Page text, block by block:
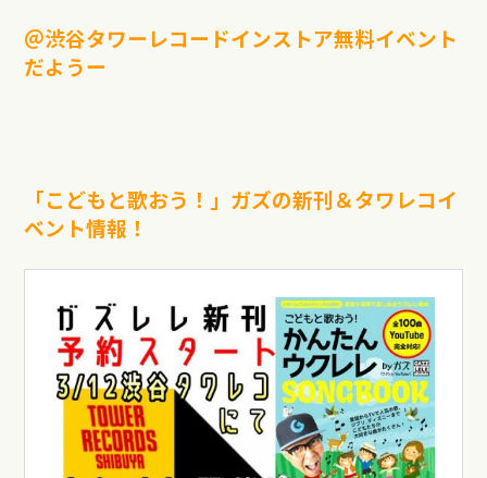
＠渋谷タワーレコードインストア無料イベント
だようー
「こどもと歌おう！」ガズの新刊＆タワレコイ
ベント情報！